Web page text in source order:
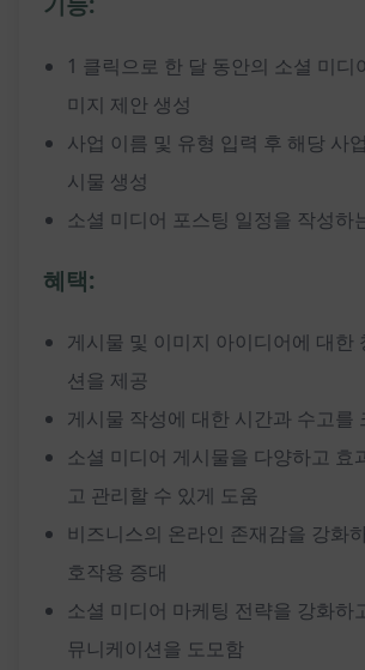
1 클릭으로 한 달 동안의 소셜 미디
미지 제안 생성
사업 이름 및 유형 입력 후 해당 사
시물 생성
소셜 미디어 포스팅 일정을 작성하
혜택:
게시물 및 이미지 아이디어에 대한
션을 제공
게시물 작성에 대한 시간과 수고를
소셜 미디어 게시물을 다양하고 효
고 관리할 수 있게 도움
비즈니스의 온라인 존재감을 강화
호작용 증대
소셜 미디어 마케팅 전략을 강화하
뮤니케이션을 도모함